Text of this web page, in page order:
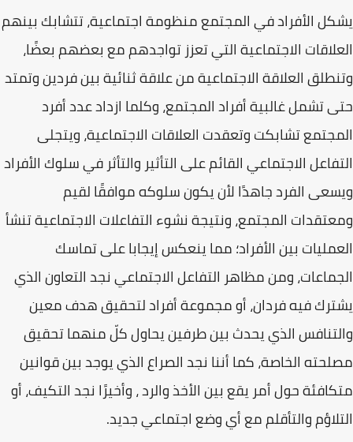
يشكل الأفراد في المجتمع منظومة اجتماعية، تتشابك بينهم
العلاقات الاجتماعية التي تعزز تواجدهم مع بعضهم بعضًا،
وتنطلق العلاقة الاجتماعية من علاقة ثنائية بين فردين وتمتد
حتى تشمل غالبية أفراد المجتمع، وكلما ازداد عدد أفرد
المجتمع تشابكت وتعقدت العلاقات الاجتماعية، ويتجلى
التفاعل الاجتماعي القائم على التأثير والتأثر في سلوك الأفراد
ويسعى الفرد جاهدًا لأن يكون سلوكه موافقًا لقيم
ومعتقدات المجتمع، ونتيجة نشوء التفاعلات الاجتماعية تنشأ
العمليات بين الأفراد؛ مما ينعكس إيجابا على تماسك
الجماعات، ومن مظاهر التفاعل الاجتماعي نجد التعاون الذي
يشترك فيه فردان، أو مجموعة أفراد لتحقيق هدف معين
والتنافس الذي يحدث بين طرفين يحاول كلّ منهما تحقيق
مصلحته الخاصة، كما أننا نجد الصراع الذي يوجد بين قوانين
متكافئة حول أمر يقع بين الأخذ والرد ، وأخيرًا نجد التكيف، أو
التلاؤم والتأقلم مع أي وضع اجتماعي جديد.